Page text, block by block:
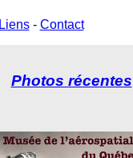
Liens - Contact
Photos récentes